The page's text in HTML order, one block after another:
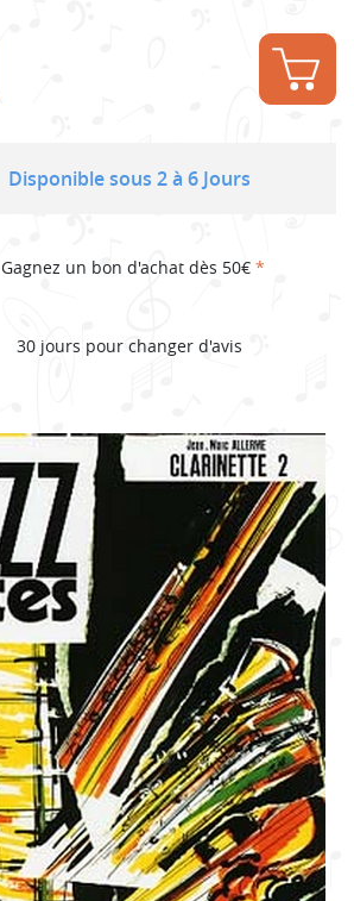
Disponible sous 2 à 6 Jours
Gagnez un bon d'achat dès 50€ *
30 jours pour changer d'avis